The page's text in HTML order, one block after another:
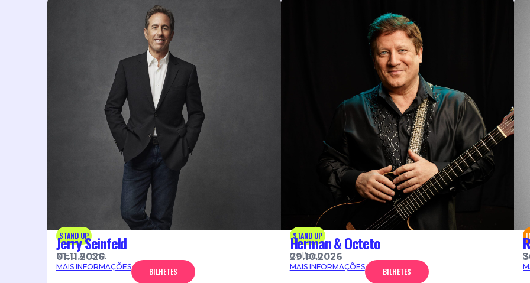
STAND UP
Jerry Seinfeld
01.11.2026
MEO Arena
MAIS INFORMAÇÕES BILHETES
STAND UP
Herman & Octeto
29.10.2026
Coliseu
MAIS INFORMAÇÕES BILHETES